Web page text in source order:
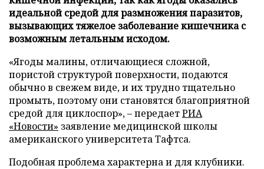
идеальной средой для размножения паразитов,
вызывающих тяжелое заболевание кишечника с
возможным летальным исходом.
«Ягоды малины, отличающиеся сложной,
пористой структурой поверхности, подаются
обычно в свежем виде, и их трудно тщательно
промыть, поэтому они становятся благоприятной
средой для циклоспор», – передаетРИА
«Новости» заявление медицинской школы
американского университета Тафтса.
Подобная проблема характерна и для клубники.